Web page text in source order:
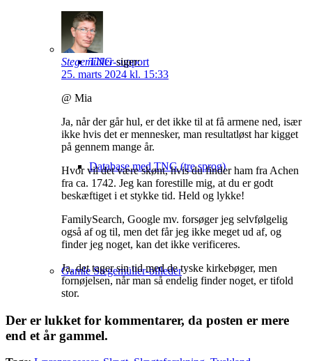
TNG-support
Database med TNG (tre sprog)
Gamle Stegemüller-billeder
Stegemüller siger:
25. marts 2024 kl. 15:33
@ Mia
Ja, når der går hul, er det ikke til at få armene ned, især
ikke hvis det er mennesker, man resultatløst har kigget
på gennem mange år.
Hvor vil det være skønt, hvis du finder ham fra Achen
fra ca. 1742. Jeg kan forestille mig, at du er godt
beskæftiget i et stykke tid. Held og lykke!
FamilySearch, Google mv. forsøger jeg selvfølgelig
også af og til, men det får jeg ikke meget ud af, og
finder jeg noget, kan det ikke verificeres.
Ja, det tager sin tid med de tyske kirkebøger, men
fornøjelsen, når man så endelig finder noget, er tifold
stor.
Der er lukket for kommentarer, da posten er mere
end et år gammel.